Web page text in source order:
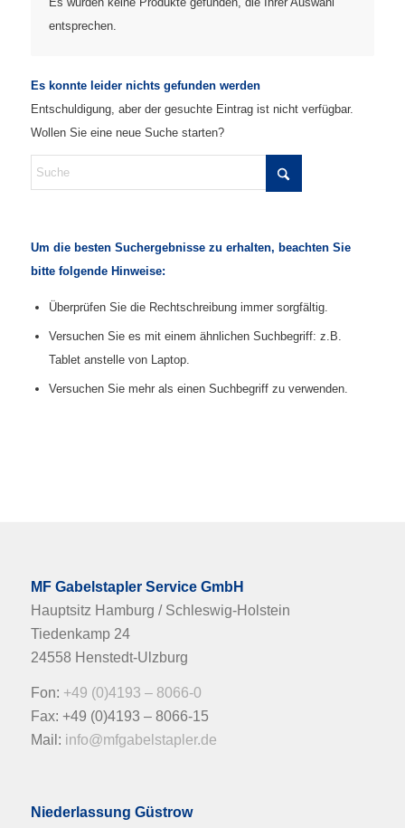
entsprechen.
Es konnte leider nichts gefunden werden
Entschuldigung, aber der gesuchte Eintrag ist nicht verfügbar.
Wollen Sie eine neue Suche starten?
Um die besten Suchergebnisse zu erhalten, beachten Sie
bitte folgende Hinweise:
Überprüfen Sie die Rechtschreibung immer sorgfältig.
Versuchen Sie es mit einem ähnlichen Suchbegriff: z.B.
Tablet anstelle von Laptop.
Versuchen Sie mehr als einen Suchbegriff zu verwenden.
MF Gabelstapler Service GmbH
Hauptsitz Hamburg / Schleswig-Holstein
Tiedenkamp 24
24558 Henstedt-Ulzburg
Fon: +49 (0)4193 – 8066-0
Fax: +49 (0)4193 – 8066-15
Mail: info@mfgabelstapler.de
Niederlassung Güstrow